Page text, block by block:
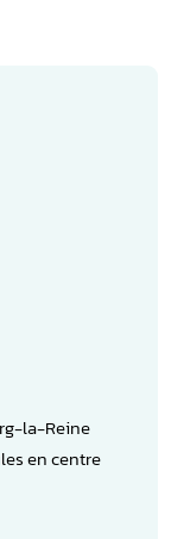
la-Reine
en centre